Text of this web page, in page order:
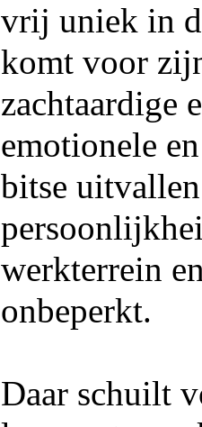
vrij uniek in
komt voor
zachtaardige
emotionele
bitse
werkterrein
onbeperkt.
Daar schuilt